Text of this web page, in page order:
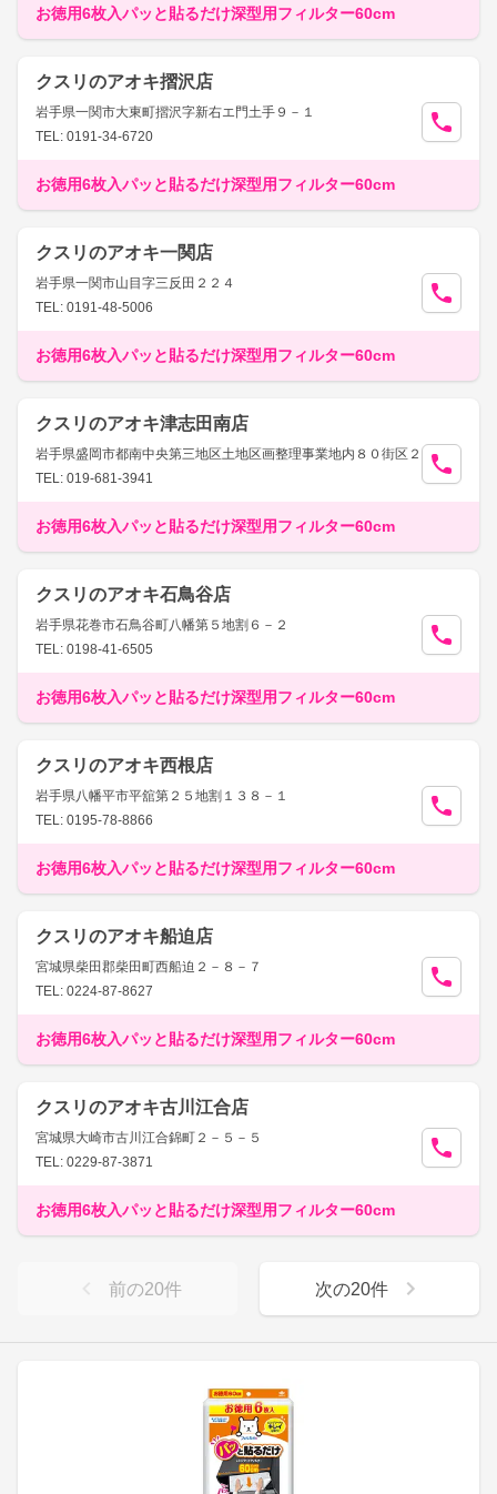
お徳用6枚入パッと貼るだけ深型用フィルター60cm
クスリのアオキ摺沢店
岩手県一関市大東町摺沢字新右エ門土手９－１
TEL: 0191-34-6720
お徳用6枚入パッと貼るだけ深型用フィルター60cm
クスリのアオキ一関店
岩手県一関市山目字三反田２２４
TEL: 0191-48-5006
お徳用6枚入パッと貼るだけ深型用フィルター60cm
クスリのアオキ津志田南店
岩手県盛岡市都南中央第三地区土地区画整理事業地内８０街区２
TEL: 019-681-3941
お徳用6枚入パッと貼るだけ深型用フィルター60cm
クスリのアオキ石鳥谷店
岩手県花巻市石鳥谷町八幡第５地割６－２
TEL: 0198-41-6505
お徳用6枚入パッと貼るだけ深型用フィルター60cm
クスリのアオキ西根店
岩手県八幡平市平舘第２５地割１３８－１
TEL: 0195-78-8866
お徳用6枚入パッと貼るだけ深型用フィルター60cm
クスリのアオキ船迫店
宮城県柴田郡柴田町西船迫２－８－７
TEL: 0224-87-8627
お徳用6枚入パッと貼るだけ深型用フィルター60cm
クスリのアオキ古川江合店
宮城県大崎市古川江合錦町２－５－５
TEL: 0229-87-3871
お徳用6枚入パッと貼るだけ深型用フィルター60cm
前の20件 次の20件